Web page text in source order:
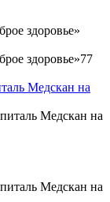
77
Медскан на